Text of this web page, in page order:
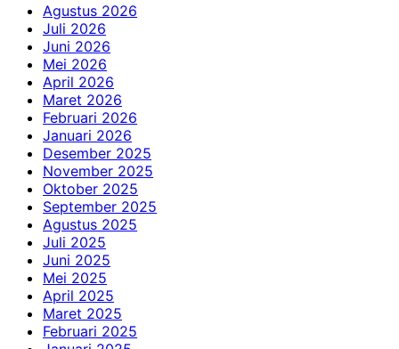
Agustus 2026
Juli 2026
Juni 2026
Mei 2026
April 2026
Maret 2026
Februari 2026
Januari 2026
Desember 2025
November 2025
Oktober 2025
September 2025
Agustus 2025
Juli 2025
Juni 2025
Mei 2025
April 2025
Maret 2025
Februari 2025